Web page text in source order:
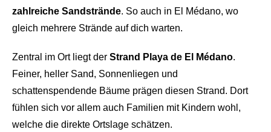
zahlreiche Sandstrände. So auch in El Médano, wo
gleich mehrere Strände auf dich warten.
Zentral im Ort liegt der Strand Playa de El Médano.
Feiner, heller Sand, Sonnenliegen und
schattenspendende Bäume prägen diesen Strand. Dort
fühlen sich vor allem auch Familien mit Kindern wohl,
welche die direkte Ortslage schätzen.